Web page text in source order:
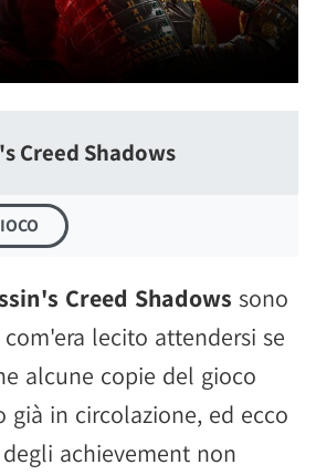
Creed Shadows
Creed Shadows sono
lecito attendersi se
alcune copie del gioco
già in circolazione, ed ecco
degli achievement non